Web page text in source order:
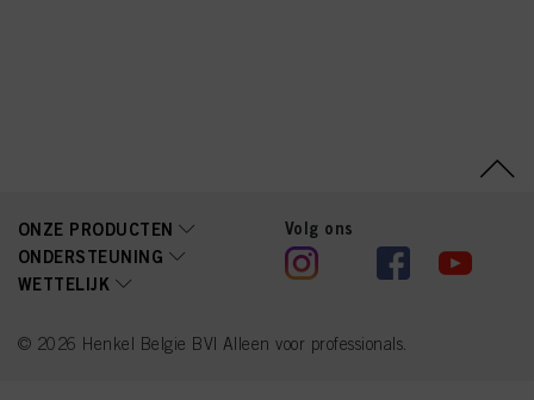
ONZE PRODUCTEN
ONDERSTEUNING
WETTELIJK
Volg ons
© 2026 Henkel Belgie BV| Alleen voor professionals.